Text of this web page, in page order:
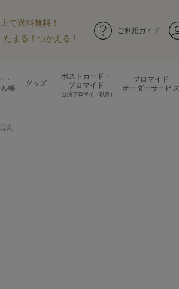
で送料無料！
たまる！つかえる！
ご利用ガイド
・
帳
グッズ
ポストカード・
ブロマイド
（公演ブロマイド以外）
ブロマイド
オーダーサービス
真